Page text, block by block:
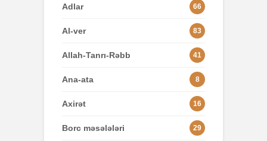
Adlar 66
Al-ver 83
Allah-Tanrı-Rəbb 41
Ana-ata 8
Axirət 16
Borc məsələləri 29